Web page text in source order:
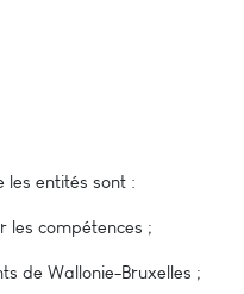
les entités sont :
les compétences ;
de Wallonie-Bruxelles ;